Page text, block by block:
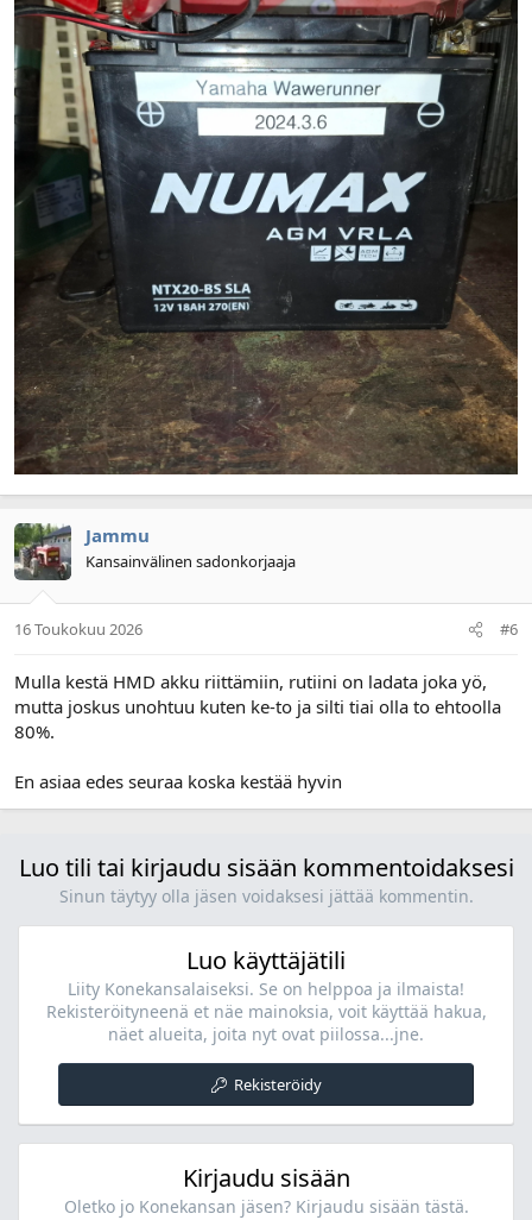
Jammu
Kansainvälinen sadonkorjaaja
16 Toukokuu 2026 #6
Mulla kestä HMD akku riittämiin, rutiini on ladata joka yö,
mutta joskus unohtuu kuten ke-to ja silti tiai olla to ehtoolla
80%.
En asiaa edes seuraa koska kestää hyvin
Luo tili tai kirjaudu sisään kommentoidaksesi
Sinun täytyy olla jäsen voidaksesi jättää kommentin.
Luo käyttäjätili
Liity Konekansalaiseksi. Se on helppoa ja ilmaista!
Rekisteröityneenä et näe mainoksia, voit käyttää hakua,
näet alueita, joita nyt ovat piilossa...jne.
Rekisteröidy
Kirjaudu sisään
Oletko jo Konekansan jäsen? Kirjaudu sisään tästä.